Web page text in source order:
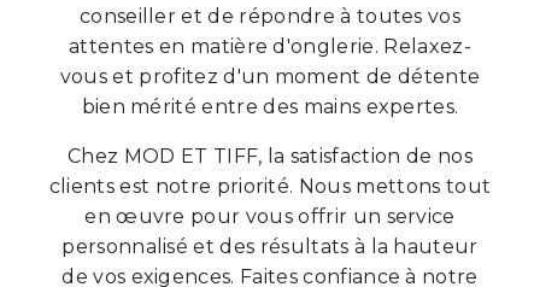
conseiller et de répondre à toutes vos
attentes en matière d'onglerie. Relaxez-
vous et profitez d'un moment de détente
bien mérité entre des mains expertes.
Chez MOD ET TIFF, la satisfaction de nos
clients est notre priorité. Nous mettons tout
en œuvre pour vous offrir un service
personnalisé et des résultats à la hauteur
de vos exigences. Faites confiance à notre